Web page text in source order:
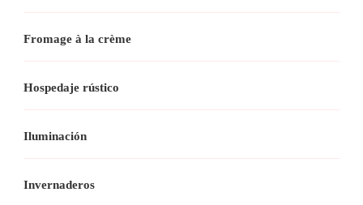
Fromage à la crème
Hospedaje rústico
Iluminación
Invernaderos